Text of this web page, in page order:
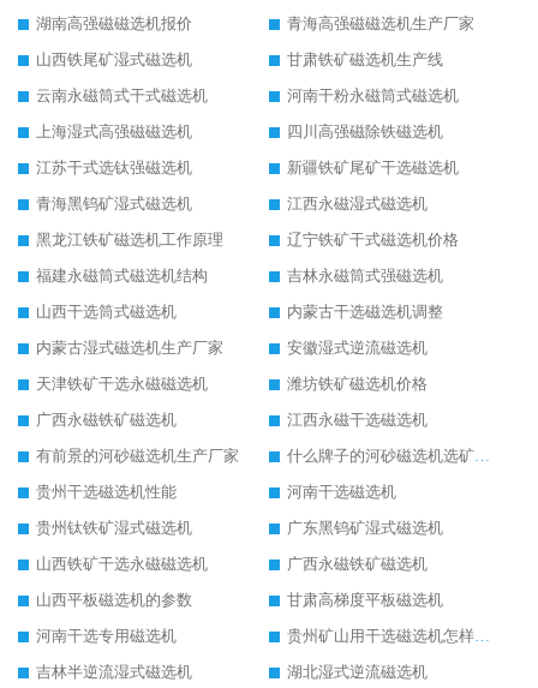
湖南高强磁磁选机报价
青海高强磁磁选机生产厂家
山西铁尾矿湿式磁选机
甘肃铁矿磁选机生产线
云南永磁筒式干式磁选机
河南干粉永磁筒式磁选机
上海湿式高强磁磁选机
四川高强磁除铁磁选机
江苏干式选钛强磁选机
新疆铁矿尾矿干选磁选机
青海黑钨矿湿式磁选机
江西永磁湿式磁选机
黑龙江铁矿磁选机工作原理
辽宁铁矿干式磁选机价格
福建永磁筒式磁选机结构
吉林永磁筒式强磁选机
山西干选筒式磁选机
内蒙古干选磁选机调整
内蒙古湿式磁选机生产厂家
安徽湿式逆流磁选机
天津铁矿干选永磁磁选机
潍坊铁矿磁选机价格
广西永磁铁矿磁选机
江西永磁干选磁选机
有前景的河砂磁选机生产厂家
什么牌子的河砂磁选机选矿效果好
贵州干选磁选机性能
河南干选磁选机
贵州钛铁矿湿式磁选机
广东黑钨矿湿式磁选机
山西铁矿干选永磁磁选机
广西永磁铁矿磁选机
山西平板磁选机的参数
甘肃高梯度平板磁选机
河南干选专用磁选机
贵州矿山用干选磁选机怎样调磁
吉林半逆流湿式磁选机
湖北湿式逆流磁选机